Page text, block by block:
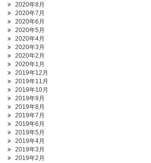
2020年8月
2020年7月
2020年6月
2020年5月
2020年4月
2020年3月
2020年2月
2020年1月
2019年12月
2019年11月
2019年10月
2019年9月
2019年8月
2019年7月
2019年6月
2019年5月
2019年4月
2019年3月
2019年2月